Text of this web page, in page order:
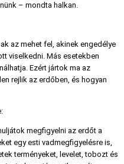
– mondta halkan.
az mehet fel, akinek engedélye
viselkedni. Más esetekben
Ezért jártok ma az
rejlik az erdőben, és hogyan
megfigyelni az erdőt a
egy esti vadmegfigyelésre is,
terményeket, levelet, tobozt és